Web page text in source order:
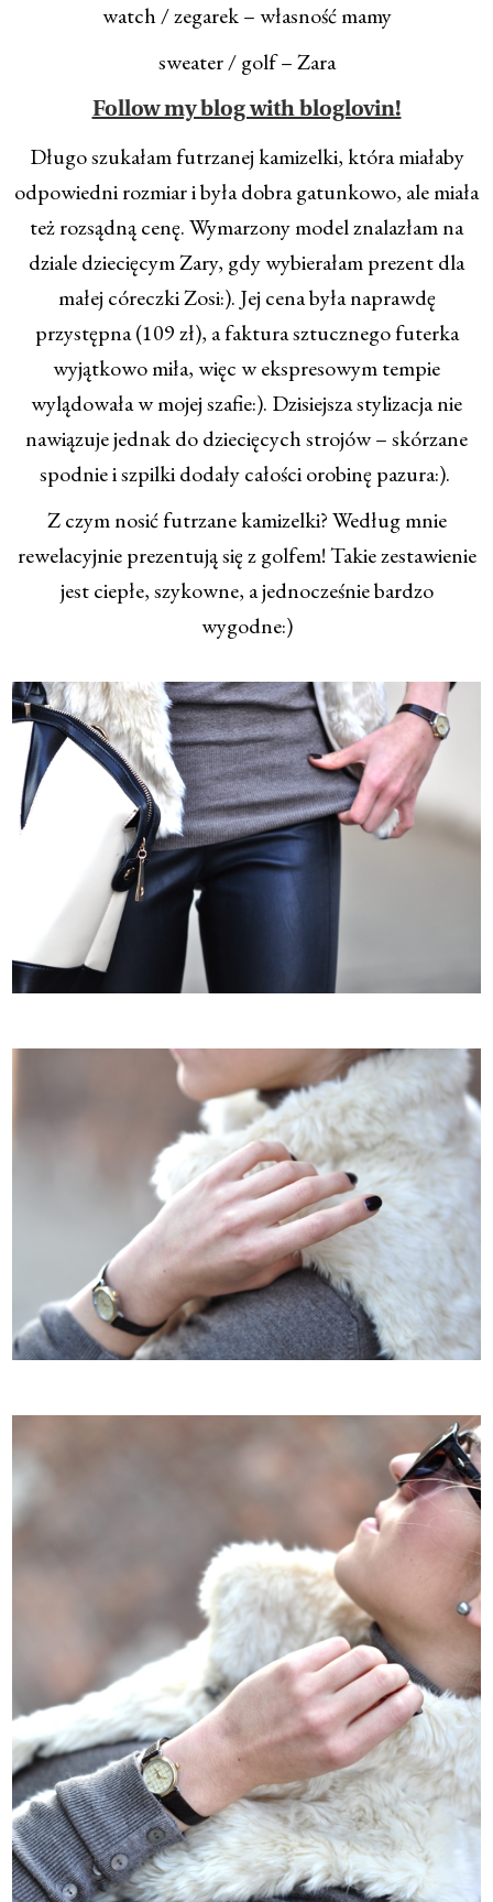
watch / zegarek – własność mamy
sweater / golf – Zara
Follow my blog with bloglovin!
Długo szukałam futrzanej kamizelki, która miałaby
odpowiedni rozmiar i była dobra gatunkowo, ale miała
też rozsądną cenę. Wymarzony model znalazłam na
dziale dziecięcym Zary, gdy wybierałam prezent dla
małej córeczki Zosi:). Jej cena była naprawdę
przystępna (109 zł), a faktura sztucznego futerka
wyjątkowo miła, więc w ekspresowym tempie
wylądowała w mojej szafie:). Dzisiejsza stylizacja nie
nawiązuje jednak do dziecięcych strojów – skórzane
spodnie i szpilki dodały całości orobinę pazura:).
Z czym nosić futrzane kamizelki? Według mnie
rewelacyjnie prezentują się z golfem! Takie zestawienie
jest ciepłe, szykowne, a jednocześnie bardzo
wygodne:)